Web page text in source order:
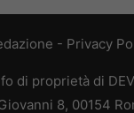
- Privacy
di proprietà di
8, 00154